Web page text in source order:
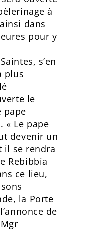
à
dans
pour y
s’en
plus
le
pape
« Le pape
devenir un
il se rendra
Rebibbia
ce lieu,
la Porte
de